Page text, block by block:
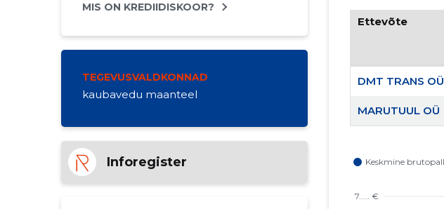
MIS ON KREDIIDISKOOR?
TEGEVUSVALDKONNAD
kaubavedu maanteel
Inforegister
Ettevõte
DMT TRANS OÜ
MARUTUUL OÜ